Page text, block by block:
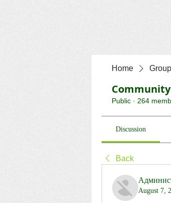
Home
Public · 264
Discussion
Back
August 7,